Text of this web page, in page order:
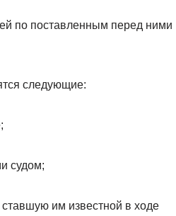
по поставленным перед ними
следующие:
судом;
им известной в ходе